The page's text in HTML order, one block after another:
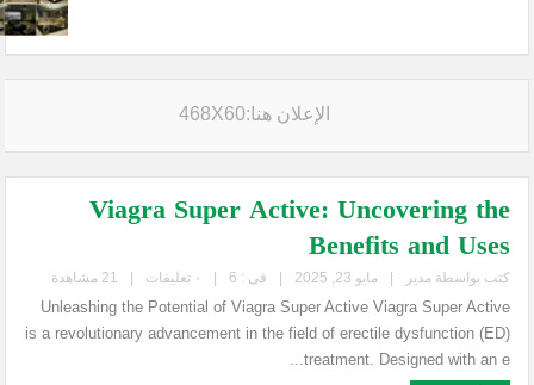
الإعلان هنا:468X60
Viagra Super Active: Uncovering the
Benefits and Uses
كتب بواسطةمدير مايو 23, 2025 فى : 6 ٠ تعليقات 21 مشاهدة
Unleashing the Potential of Viagra Super Active Viagra Super Active
is a revolutionary advancement in the field of erectile dysfunction (ED)
treatment. Designed with an e...